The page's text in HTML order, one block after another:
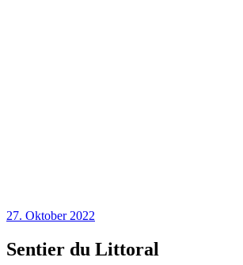
27. Oktober 2022
Sentier du Littoral